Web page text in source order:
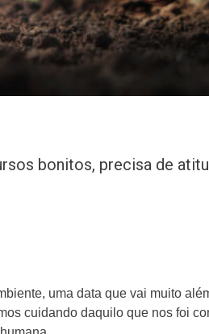
bonitos, precisa de
uma data que vai muito
cuidando daquilo que nos foi